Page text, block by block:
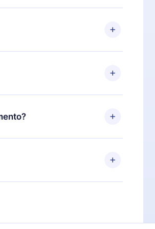
nossa biblioteca. Se por algum
em contato com nossa
a compra e solicitar o
de cobrança. Por
anual, após confirmar a
e cobrado após o aniversário
nossa biblioteca de 2500+
que você pode ler ou
para iOS, Android e
você pode cancelar a
.